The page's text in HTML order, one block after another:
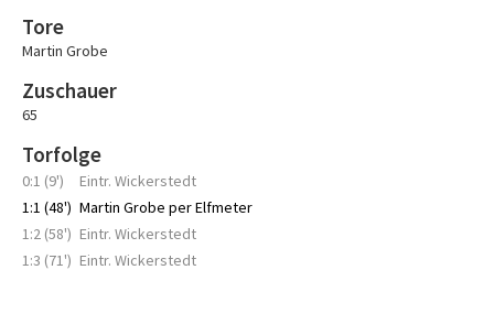
Tore
Martin Grobe
Zuschauer
65
Torfolge
0:1 (9')
Eintr. Wickerstedt
1:1 (48') Martin Grobe per Elfmeter
1:2 (58') Eintr. Wickerstedt
1:3 (71') Eintr. Wickerstedt